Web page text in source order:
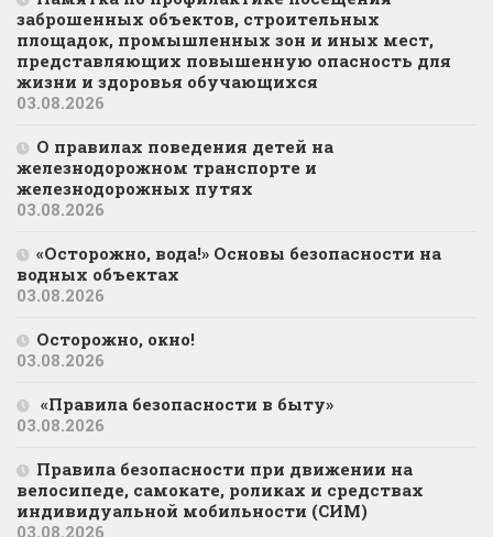
заброшенных объектов, строительных
площадок, промышленных зон и иных мест,
представляющих повышенную опасность для
жизни и здоровья обучающихся
03.08.2026
О правилах поведения детей на
железнодорожном транспорте и
железнодорожных путях
03.08.2026
«Осторожно, вода!» Основы безопасности на
водных объектах
03.08.2026
Осторожно, окно!
03.08.2026
«Правила безопасности в быту»
03.08.2026
Правила безопасности при движении на
велосипеде, самокате, роликах и средствах
индивидуальной мобильности (СИМ)
03.08.2026